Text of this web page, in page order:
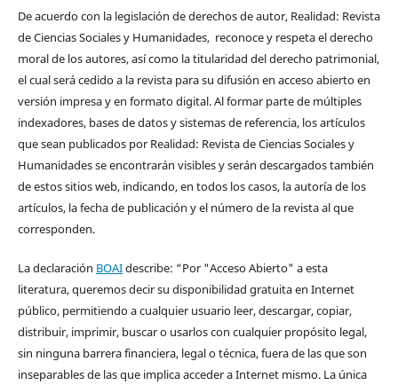
De acuerdo con la legislación de derechos de autor, Realidad: Revista
de Ciencias Sociales y Humanidades, reconoce y respeta el derecho
moral de los autores, así como la titularidad del derecho patrimonial,
el cual será cedido a la revista para su difusión en acceso abierto en
versión impresa y en formato digital. Al formar parte de múltiples
indexadores, bases de datos y sistemas de referencia, los artículos
que sean publicados por Realidad: Revista de Ciencias Sociales y
Humanidades se encontrarán visibles y serán descargados también
de estos sitios web, indicando, en todos los casos, la autoría de los
artículos, la fecha de publicación y el número de la revista al que
corresponden.
La declaración BOAIdescribe: “Por "Acceso Abierto" a esta
literatura, queremos decir su disponibilidad gratuita en Internet
público, permitiendo a cualquier usuario leer, descargar, copiar,
distribuir, imprimir, buscar o usarlos con cualquier propósito legal,
sin ninguna barrera financiera, legal o técnica, fuera de las que son
inseparables de las que implica acceder a Internet mismo. La única